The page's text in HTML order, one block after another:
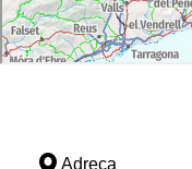
Adreça